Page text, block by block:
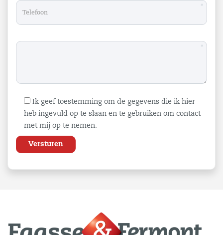
*
*
Ik geef toestemming om de gegevens die ik hier
heb ingevuld op te slaan en te gebruiken om contact
met mij op te nemen.